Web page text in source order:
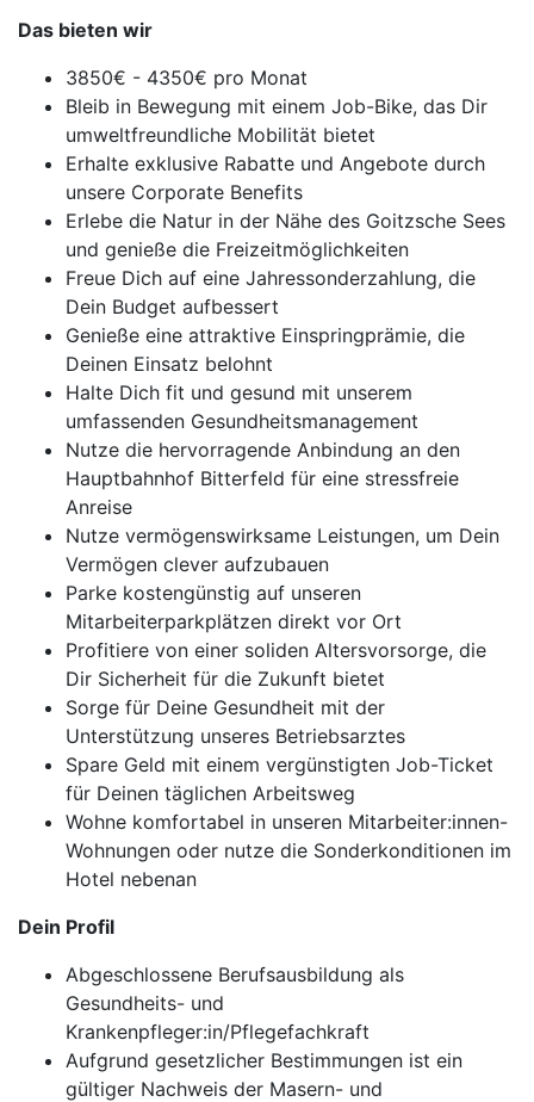
Das bieten wir
3850€ - 4350€ pro Monat
Bleib in Bewegung mit einem Job-Bike, das Dir
umweltfreundliche Mobilität bietet
Erhalte exklusive Rabatte und Angebote durch
unsere Corporate Benefits
Erlebe die Natur in der Nähe des Goitzsche Sees
und genieße die Freizeitmöglichkeiten
Freue Dich auf eine Jahressonderzahlung, die
Dein Budget aufbessert
Genieße eine attraktive Einspringprämie, die
Deinen Einsatz belohnt
Halte Dich fit und gesund mit unserem
umfassenden Gesundheitsmanagement
Nutze die hervorragende Anbindung an den
Hauptbahnhof Bitterfeld für eine stressfreie
Anreise
Nutze vermögenswirksame Leistungen, um Dein
Vermögen clever aufzubauen
Parke kostengünstig auf unseren
Mitarbeiterparkplätzen direkt vor Ort
Profitiere von einer soliden Altersvorsorge, die
Dir Sicherheit für die Zukunft bietet
Sorge für Deine Gesundheit mit der
Unterstützung unseres Betriebsarztes
Spare Geld mit einem vergünstigten Job-Ticket
für Deinen täglichen Arbeitsweg
Wohne komfortabel in unseren Mitarbeiter:innen-
Wohnungen oder nutze die Sonderkonditionen im
Hotel nebenan
Dein Profil
Abgeschlossene Berufsausbildung als
Gesundheits- und
Krankenpfleger:in/Pflegefachkraft
Aufgrund gesetzlicher Bestimmungen ist ein
gültiger Nachweis der Masern- und